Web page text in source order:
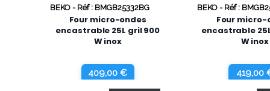
BEKO - Réf : BMGB25332BG
Four micro-ondes
encastrable 25L gril 900
W inox
409,00 €
BEKO - Réf :
Four micro-
encastrable
W inox
419,00